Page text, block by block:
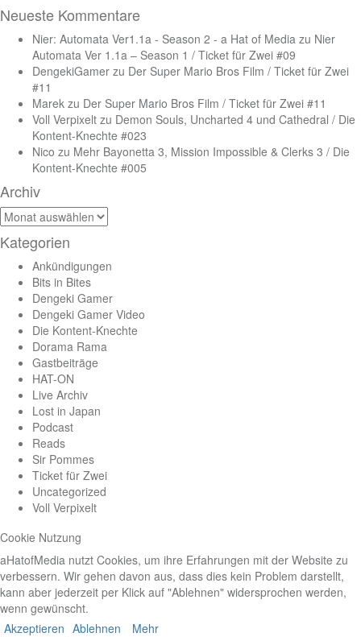
Neueste Kommentare
Nier: Automata Ver1.1a - Season 2 - a Hat of Media zu Nier
Automata Ver 1.1a – Season 1 / Ticket für Zwei #09
DengekiGamer zu Der Super Mario Bros Film / Ticket für Zwei
#11
Marek zu Der Super Mario Bros Film / Ticket für Zwei #11
Voll Verpixelt zu Demon Souls, Uncharted 4 und Cathedral / Die
Kontent-Knechte #023
Nico zu Mehr Bayonetta 3, Mission Impossible & Clerks 3 / Die
Kontent-Knechte #005
Archiv
Archiv
Kategorien
Ankündigungen
Bits in Bites
Dengeki Gamer
Dengeki Gamer Video
Die Kontent-Knechte
Dorama Rama
Gastbeiträge
HAT-ON
Live Archiv
Lost in Japan
Podcast
Reads
Sir Pommes
Ticket für Zwei
Uncategorized
Voll Verpixelt
Cookie Nutzung
aHatofMedia nutzt Cookies, um ihre Erfahrungen mit der Website zu
verbessern. Wir gehen davon aus, dass dies kein Problem darstellt,
kann aber jederzeit per Klick auf "Ablehnen" widersprochen werden,
wenn gewünscht.
Akzeptieren Ablehnen Mehr